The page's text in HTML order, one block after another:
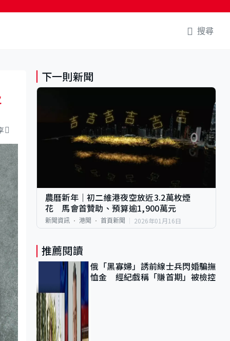
搜尋
下一則新聞
農曆新年｜初二維港夜空放近3.2萬枚煙
花 馬會首贊助、預算逾1,900萬元
新聞資訊 港聞 首頁新聞 2026年01月16日
推薦閱讀
俄「黑寡婦」誘前線士兵閃婚騙撫
恤金 經紀戲稱「賺首期」被檢控